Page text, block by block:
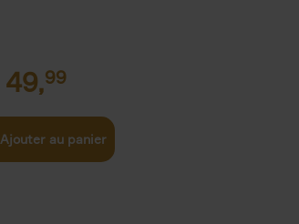
49,99
Ajouter au panier